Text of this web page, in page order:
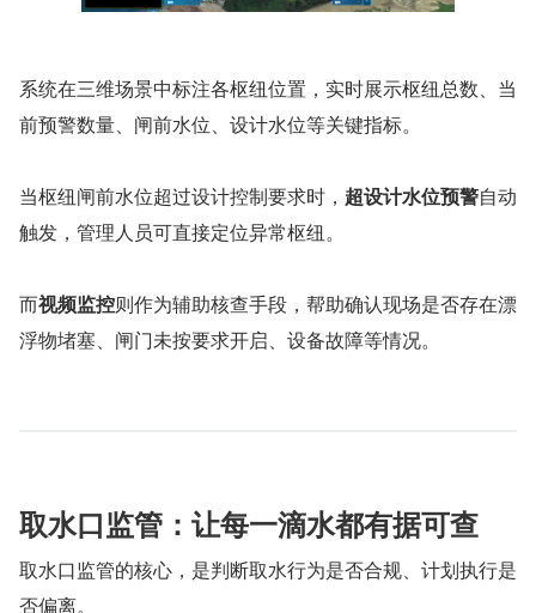
系统在三维场景中标注各枢纽位置，实时展示枢纽总数、当
前预警数量、闸前水位、设计水位等关键指标。
当枢纽闸前水位超过设计控制要求时， 超设计水位预警自动
触发，管理人员可直接定位异常枢纽。
而视频监控则作为辅助核查手段，帮助确认现场是否存在漂
浮物堵塞、闸门未按要求开启、设备故障等情况。
取水口监管：让每一滴水都有据可查
取水口监管的核心，是判断取水行为是否合规、计划执行是
否偏离。